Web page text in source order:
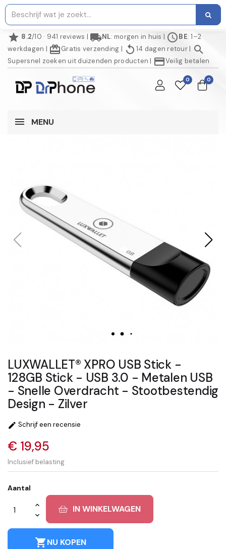
star 8.2/10 · 941 reviews | local_shippingNL: morgen in huis | scheduleBE: 1–2
werkdagen | redeemGratis verzending | replay 14 dagen retour| search
Supersnel zoeken uit duizenden producten | credit_cardVeilig betalen
0 0
MENU
LUXWALLET® XPRO USB Stick -
128GB Stick - USB 3.0 - Metalen USB
- Snelle Overdracht - Stootbestendig
Design - Zilver
 Schrijf een recensie
€ 19,95
Inclusief belasting
Aantal
IN WINKELWAGEN
shopping_cartNU KOPEN